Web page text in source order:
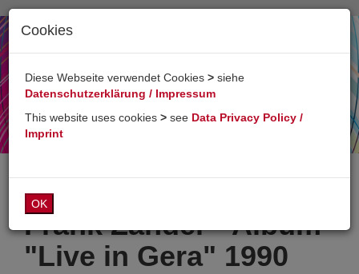
Toggle
Frank Zander - Album
"Live in Gera" 1990
Cookies
Diese Webseite verwendet Cookies > siehe
Datenschutzerklärung / Impressum
This website uses cookies > see Data Privacy Policy /
Imprint
OK